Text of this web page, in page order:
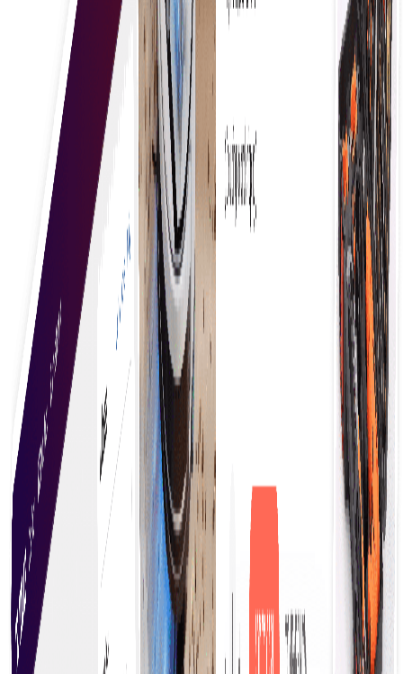
Συνεπείς επιχειρηματικοί κανόνες
Εξασφαλίζει ομοιομορφία στη λήψη αποφάσεων,
ενισχύει τη συμμόρφωση και εξορθολογίζει τις
διαδικασίες, οδηγώντας σε βελτιωμένη
αποδοτικότητα και μειωμένα σφάλματα.
Βρείτε τις ανάγκες της επιχείρησής σας
Η ανακάλυψη των καλύτερων προϊόντων και
υπηρεσιών προϋποθέτει ενδελεχή έρευνα, σύγκριση
επιλογών, ανάγνωση κριτικών και αξιοποίηση
συστάσεων για να διασφαλίσετε την ποιότητα, την
αξία και την ικανοποίηση των επιλογών σας.
Αποκτήστε προσφορές χωρίς κόπο
Λάβετε προσφορές χωρίς κόπο, χρησιμοποιώντας
βελτιωμένες διαδικασίες που συνδέουν τους
αγοραστές με πολλούς προμηθευτές, επιτρέποντας
γρήγορες συγκρίσεις και τεκμηριωμένες αποφάσεις
χωρίς την ταλαιπωρία των χειροκίνητων ερευνών.
Πάρτε απόφαση αγοράς γρηγορότερα
Ενισχύει την αποδοτικότητα, επιτρέποντας στις